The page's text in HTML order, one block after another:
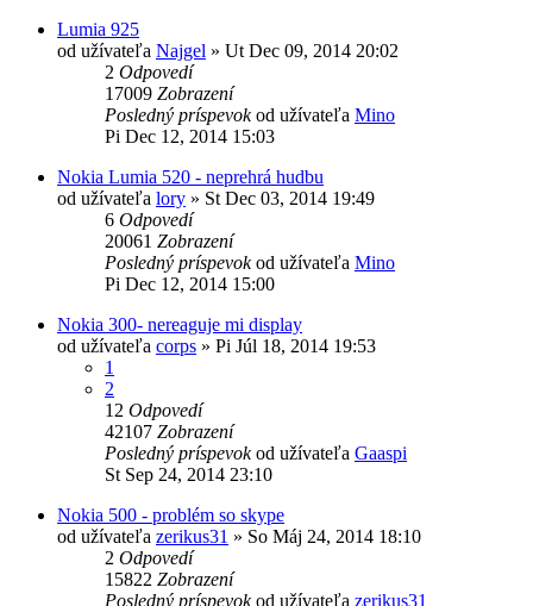
Lumia 925
od užívateľa Najgel » Ut Dec 09, 2014 20:02
2 Odpovedí
17009 Zobrazení
Posledný príspevokod užívateľa Mino
Pi Dec 12, 2014 15:03
Nokia Lumia 520 - neprehrá hudbu
od užívateľa lory » St Dec 03, 2014 19:49
6 Odpovedí
20061 Zobrazení
Posledný príspevokod užívateľa Mino
Pi Dec 12, 2014 15:00
Nokia 300- nereaguje mi display
od užívateľa corps » Pi Júl 18, 2014 19:53
1
2
12 Odpovedí
42107 Zobrazení
Posledný príspevokod užívateľa Gaaspi
St Sep 24, 2014 23:10
Nokia 500 - problém so skype
od užívateľa zerikus31 » So Máj 24, 2014 18:10
2 Odpovedí
15822 Zobrazení
Posledný príspevokod užívateľa zerikus31